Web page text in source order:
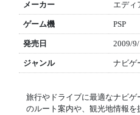
メーカー エディ
ゲーム機 PSP
発売日 2009/
ジャンル ナビゲ
旅行やドライブに最適なナビ
のルート案内や、観光地情報を